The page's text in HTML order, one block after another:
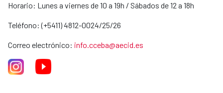
Horario: Lunes a viernes de 10 a 19h / Sábados de 12 a 18h
Teléfono: (+5411) 4812-0024/25/26
Correo electrónico: info.cceba@aecid.es